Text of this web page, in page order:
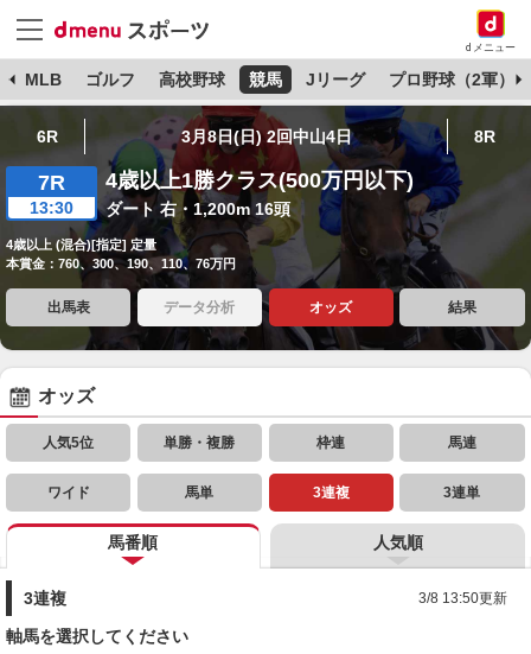
dメニュー
MLB ゴルフ 高校野球 競馬 Jリーグ プロ野球（2軍）
6R 3月8日(日) 2回中山4日 8R
7R
13:30
4歳以上1勝クラス(500万円以下)
ダート 右・1,200m 16頭
4歳以上 (混合)[指定] 定量
本賞金：760、300、190、110、76万円
出馬表 データ分析 オッズ 結果
オッズ
人気5位 単勝・複勝 枠連 馬連
ワイド 馬単 3連複 3連単
馬番順 人気順
3連複 3/8 13:50更新
軸馬を選択してください